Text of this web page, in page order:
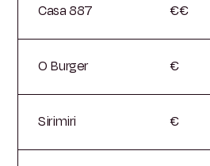
Casa 887 €€
O Burger €
Sirimiri €